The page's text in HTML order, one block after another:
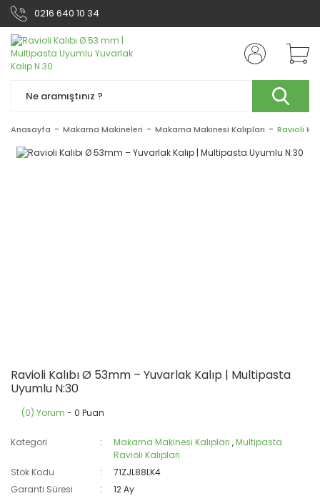
0216 640 10 34
Anasayfa Makarna Makineleri Makarna Makinesi Kalıpları Ravioli
Ravioli Kalıbı Ø 53mm – Yuvarlak Kalıp | Multipasta
Uyumlu N:30
(0) Yorum - 0 Puan
Kategori Makarna Makinesi Kalıpları ,Multipasta
Ravioli Kalıpları
Stok Kodu
71ZJL88LK4
Garanti Süresi
12 Ay